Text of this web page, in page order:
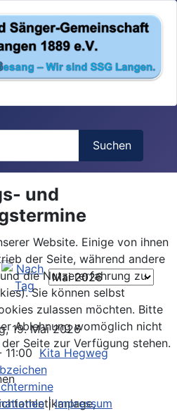
Suchen
und
19. Mai 2026
11:00 Kita Hegweg
Website. Einige von ihnen
der Seite, während andere
die Nutzererfahrung zu
Sie können selbst
zulassen möchten. Bitte
Ablehnung womöglich nicht
Seite zur Verfügung stehen.
|Impressum